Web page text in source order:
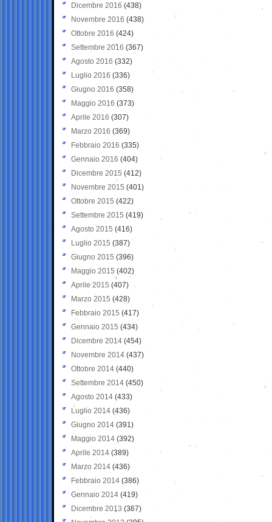
Dicembre 2016 (438)
Novembre 2016 (438)
Ottobre 2016 (424)
Settembre 2016 (367)
Agosto 2016 (332)
Luglio 2016 (336)
Giugno 2016 (358)
Maggio 2016 (373)
Aprile 2016 (307)
Marzo 2016 (369)
Febbraio 2016 (335)
Gennaio 2016 (404)
Dicembre 2015 (412)
Novembre 2015 (401)
Ottobre 2015 (422)
Settembre 2015 (419)
Agosto 2015 (416)
Luglio 2015 (387)
Giugno 2015 (396)
Maggio 2015 (402)
Aprile 2015 (407)
Marzo 2015 (428)
Febbraio 2015 (417)
Gennaio 2015 (434)
Dicembre 2014 (454)
Novembre 2014 (437)
Ottobre 2014 (440)
Settembre 2014 (450)
Agosto 2014 (433)
Luglio 2014 (436)
Giugno 2014 (391)
Maggio 2014 (392)
Aprile 2014 (389)
Marzo 2014 (436)
Febbraio 2014 (386)
Gennaio 2014 (419)
Dicembre 2013 (367)